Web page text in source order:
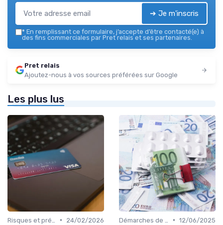
➔ Je m'inscris
* En remplissant ce formulaire, j’accepte d’être contacté(e) à
des fins commerciales par Pret relais et ses partenaires.
Pret relais
Ajoutez-nous à vos sources préférées sur Google
Les plus lus
• 24/02/2026 • 12/06/2025